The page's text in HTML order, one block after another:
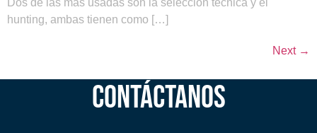
Dos de las más usadas son la selección técnica y el
hunting, ambas tienen como […]
Next →
CONTÁCTANOS